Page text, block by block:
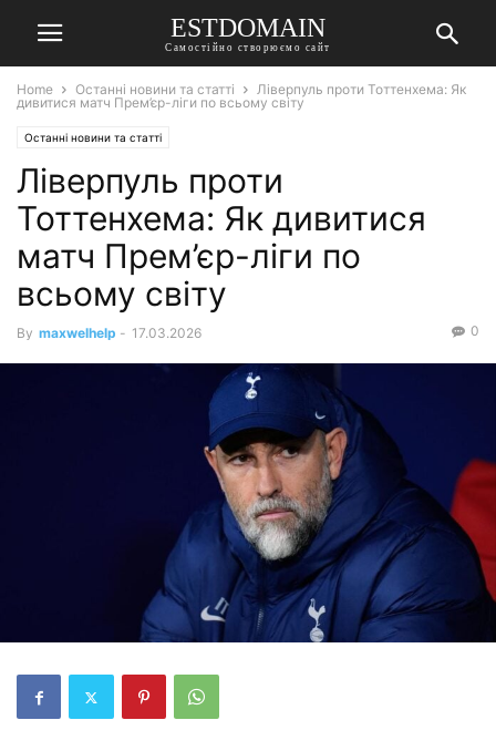
ESTDOMAIN
Самостійно створюємо сайт
Home Останні новини та статті
Ліверпуль проти Тоттенхема: Як
дивитися матч Прем’єр-ліги по всьому світу
Останні новини та статті
Ліверпуль проти
Тоттенхема: Як дивитися
матч Прем’єр-ліги по
всьому світу
By maxwelhelp - 17.03.2026 0